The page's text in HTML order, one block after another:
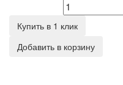
Купить в 1 клик
Добавить в корзину